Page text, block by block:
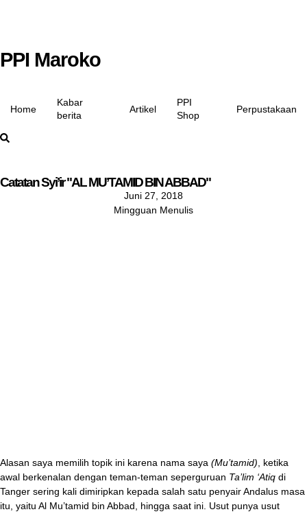
PPI Maroko
Home
Kabar
berita
Artikel
PPI
Shop
Perpustakaan
Catatan Syi’ir "AL MU’TAMID BIN ABBAD"
Juni 27, 2018
Mingguan Menulis
Alasan saya memilih topik ini karena nama saya (Mu’tamid) , ketika
awal berkenalan dengan teman-teman seperguruan Ta’lim ‘Atiq di
Tanger sering kali dimiripkan kepada salah satu penyair Andalus masa
itu, yaitu Al Mu’tamid bin Abbad, hingga saat ini. Usut punya usut